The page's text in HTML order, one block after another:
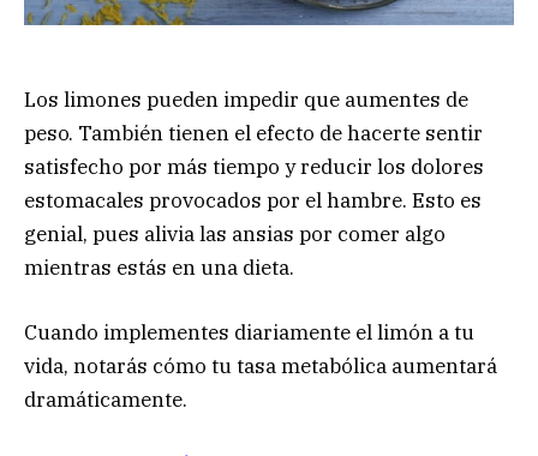
Los limones pueden impedir que aumentes de
peso. También tienen el efecto de hacerte sentir
satisfecho por más tiempo y reducir los dolores
estomacales provocados por el hambre. Esto es
genial, pues alivia las ansias por comer algo
mientras estás en una dieta.
Cuando implementes diariamente el limón a tu
vida, notarás cómo tu tasa metabólica aumentará
dramáticamente.